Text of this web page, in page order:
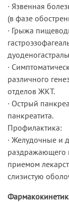
· Язвенная
(в фазе
· Грыжа
·
различного
отделов ЖКТ.
· Острый
панкреатита.
Профилактика:
· Желудочные и
раздражающего
приемом
слизистую